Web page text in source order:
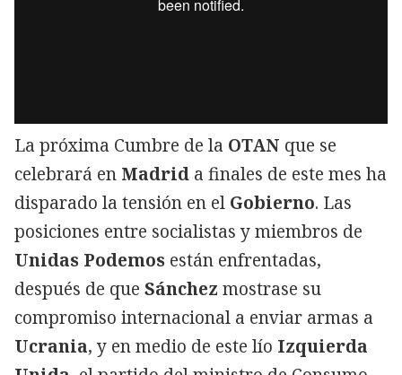
La próxima Cumbre de la OTAN que se
celebrará en Madrid a finales de este mes ha
disparado la tensión en el Gobierno. Las
posiciones entre socialistas y miembros de
Unidas Podemos están enfrentadas,
después de que Sánchez mostrase su
compromiso internacional a enviar armas a
Ucrania, y en medio de este lío Izquierda